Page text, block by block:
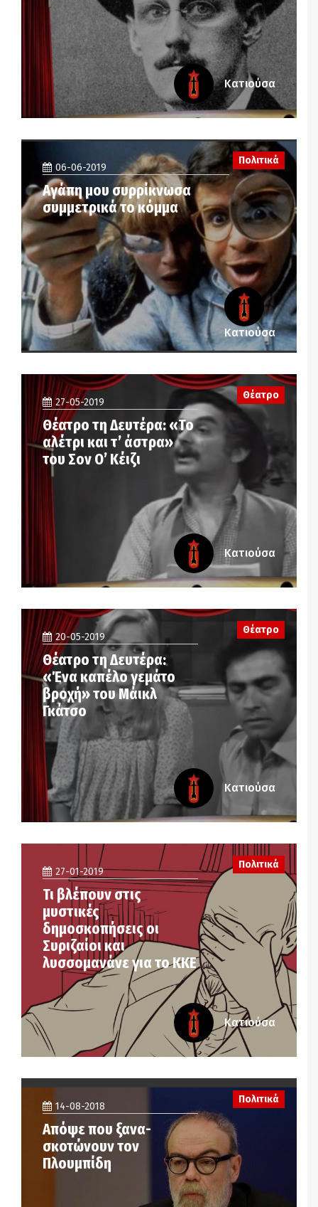
Κατιούσα
Πολιτικά
06-06-2019
Αγάπη μου συρρίκνωσα
συμμετρικά το κόμμα
Κατιούσα
27-05-2019
Θέατρο τη Δευτέρα: «Το
αλέτρι και τ’ άστρα»
του Σον Ο’ Κέιζι
Θέατρο
Κατιούσα
20-05-2019
Θέατρο τη Δευτέρα:
«Ένα καπέλο γεμάτο
βροχή» του Μάικλ
Γκάτσο
Θέατρο
Κατιούσα
27-01-2019
Τι βλέπουν στις
μυστικές
δημοσκοπήσεις οι
Συριζαίοι και
λυσσομανάνε για το ΚΚΕ
Πολιτικά
Κατιούσα
14-08-2018
Απόψε που ξανα-
σκοτώνουν τον
Πλουμπίδη
Πολιτικά